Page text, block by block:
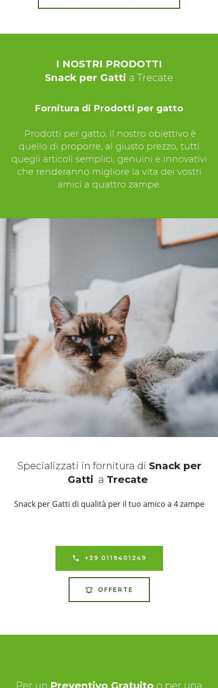
I NOSTRI PRODOTTI
Snack per Gatti a Trecate
Fornitura di Prodotti per gatto
Prodotti per gatto. Il nostro obiettivo è
quello di proporre, al giusto prezzo, tutti
quegli articoli semplici, genuini e innovativi
che renderanno migliore la vita dei vostri
amici a quattro zampe.
Specializzati in fornitura di Snack per
Gatti a Trecate
Snack per Gatti di qualità per il tuo amico a 4 zampe
+39 0119401249
OFFERTE
Per un Preventivo Gratuito o per una